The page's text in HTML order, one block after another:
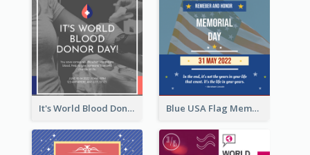
It's World Blood Donor Day Photo Instagram Post Blue USA Flag Memorial Day Instagram Post Design